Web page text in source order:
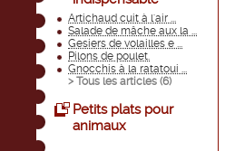
Artichaud cuit à l'air ...
Salade de mâche aux la ...
Gesiers de volailles e ...
Pilons de poulet.
Gnocchis à la ratatoui ...
> Tous les articles (6)
Petits plats pour
animaux